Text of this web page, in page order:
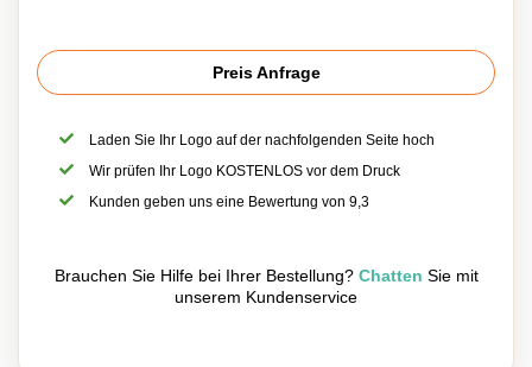
Preis Anfrage
Laden Sie Ihr Logo auf der nachfolgenden Seite hoch
Wir prüfen Ihr Logo KOSTENLOS vor dem Druck
Kunden geben uns eine Bewertung von 9,3
Brauchen Sie Hilfe bei Ihrer Bestellung? Chatten Sie mit
unserem Kundenservice